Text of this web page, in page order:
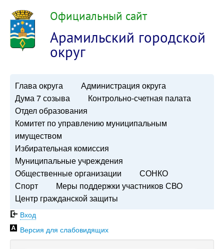
Официальный сайт
Арамильский городской
округ
Глава округа
Администрация округа
Дума 7 созыва
Контрольно-счетная палата
Отдел образования
Комитет по управлению муниципальным
имуществом
Избирательная комиссия
Муниципальные учреждения
Общественные организации
СОНКО
Спорт
Меры поддержки участников СВО
Центр гражданской защиты
Вход
Версия для слабовидящих